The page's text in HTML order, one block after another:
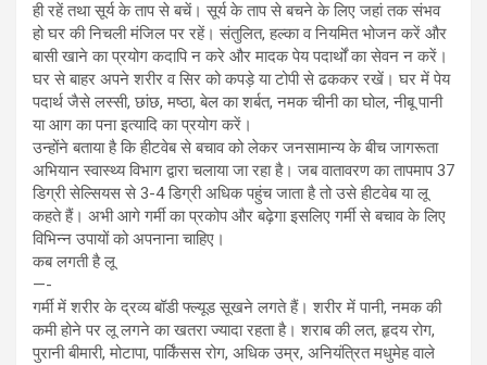
ही रहें तथा सूर्य के ताप से बचें। सूर्य के ताप से बचने के लिए जहां तक संभव
हो घर की निचली मंजिल पर रहें। संतुलित, हल्का व नियमित भोजन करें और
बासी खाने का प्रयोग कदापि न करे और मादक पेय पदार्थों का सेवन न करें।
घर से बाहर अपने शरीर व सिर को कपड़े या टोपी से ढककर रखें। घर में पेय
पदार्थ जैसे लस्सी, छांछ, मष्ठा, बेल का शर्बत, नमक चीनी का घोल, नीबू पानी
या आग का पना इत्यादि का प्रयोग करें।
उन्होंने बताया है कि हीटवेब से बचाव को लेकर जनसामान्य के बीच जागरूता
अभियान स्वास्थ्य विभाग द्वारा चलाया जा रहा है। जब वातावरण का तापमाप 37
डिग्री सेल्सियस से 3-4 डिग्री अधिक पहुंच जाता है तो उसे हीटवेब या लू
कहते हैं। अभी आगे गर्मी का प्रकोप और बढ़ेगा इसलिए गर्मी से बचाव के लिए
विभिन्न उपायों को अपनाना चाहिए।
कब लगती है लू
—-
गर्मी में शरीर के द्रव्य बॉडी फ्ल्यूड सूखने लगते हैं। शरीर में पानी, नमक की
कमी होने पर लू लगने का खतरा ज्यादा रहता है। शराब की लत, हृदय रोग,
पुरानी बीमारी, मोटापा, पार्किंसस रोग, अधिक उम्र, अनियंत्रित मधुमेह वाले